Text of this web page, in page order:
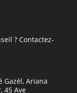
? Contactez-
Gazél, Ariana
45 Ave